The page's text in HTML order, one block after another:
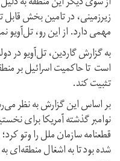
زیرزمینی، در تامین بخش
مهمی دارد. از این رو، تل‌آویو
به گزارش گاردین، تل‌آویو در
است تا حاکمیت اسرائیل بر
تثبیت کند.
بر اساس این گزارش به نظر
نوامبر گذشته آمریکا برای
قطعنامه سازمان ملل را وتو